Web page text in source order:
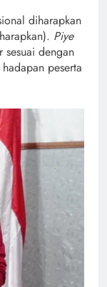
diharapkan
Piye
dengan
peserta